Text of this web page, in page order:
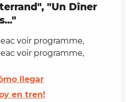
"Un Dîner
voir programme,
voir programme,
llegar
en tren!